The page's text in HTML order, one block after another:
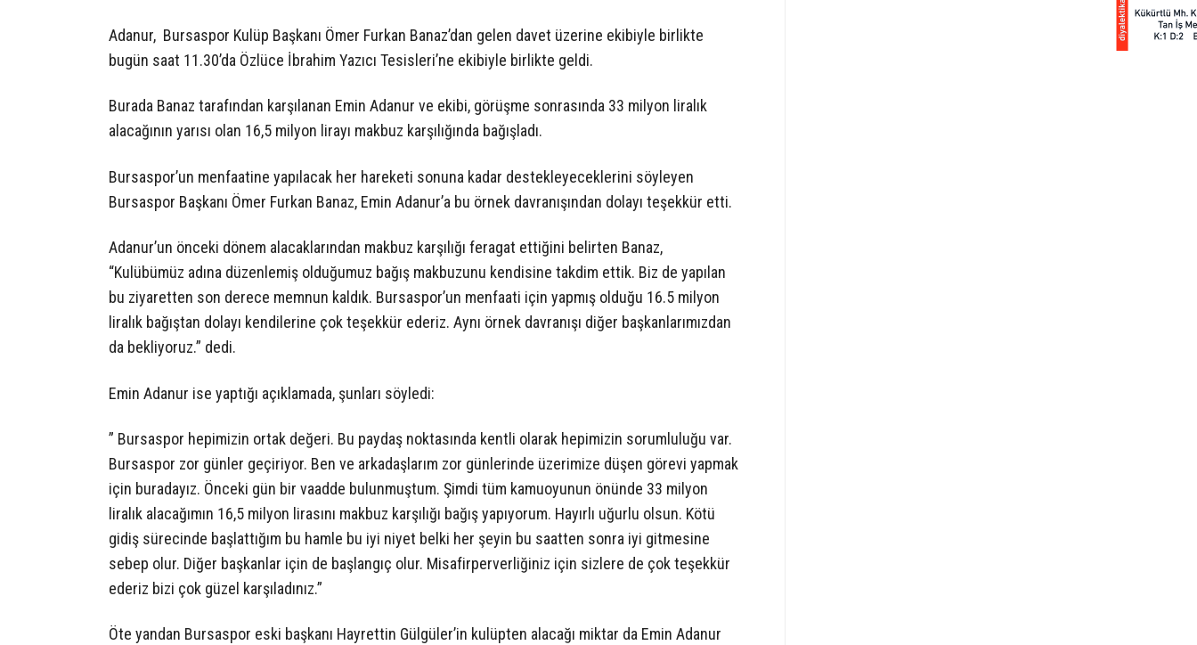
Adanur, Bursaspor Kulüp Başkanı Ömer Furkan Banaz’dan gelen davet üzerine ekibiyle birlikte
bugün saat 11.30’da Özlüce İbrahim Yazıcı Tesisleri’ne ekibiyle birlikte geldi.
Burada Banaz tarafından karşılanan Emin Adanur ve ekibi, görüşme sonrasında 33 milyon liralık
alacağının yarısı olan 16,5 milyon lirayı makbuz karşılığında bağışladı.
Bursaspor’un menfaatine yapılacak her hareketi sonuna kadar destekleyeceklerini söyleyen
Bursaspor Başkanı Ömer Furkan Banaz, Emin Adanur’a bu örnek davranışından dolayı teşekkür etti.
Adanur’un önceki dönem alacaklarından makbuz karşılığı feragat ettiğini belirten Banaz,
“Kulübümüz adına düzenlemiş olduğumuz bağış makbuzunu kendisine takdim ettik. Biz de yapılan
bu ziyaretten son derece memnun kaldık. Bursaspor’un menfaati için yapmış olduğu 16.5 milyon
liralık bağıştan dolayı kendilerine çok teşekkür ederiz. Aynı örnek davranışı diğer başkanlarımızdan
da bekliyoruz.” dedi.
Emin Adanur ise yaptığı açıklamada, şunları söyledi:
” Bursaspor hepimizin ortak değeri. Bu paydaş noktasında kentli olarak hepimizin sorumluluğu var.
Bursaspor zor günler geçiriyor. Ben ve arkadaşlarım zor günlerinde üzerimize düşen görevi yapmak
için buradayız. Önceki gün bir vaadde bulunmuştum. Şimdi tüm kamuoyunun önünde 33 milyon
liralık alacağımın 16,5 milyon lirasını makbuz karşılığı bağış yapıyorum. Hayırlı uğurlu olsun. Kötü
gidiş sürecinde başlattığım bu hamle bu iyi niyet belki her şeyin bu saatten sonra iyi gitmesine
sebep olur. Diğer başkanlar için de başlangıç olur. Misafirperverliğiniz için sizlere de çok teşekkür
ederiz bizi çok güzel karşıladınız.”
Öte yandan Bursaspor eski başkanı Hayrettin Gülgüler’in kulüpten alacağı miktar da Emin Adanur